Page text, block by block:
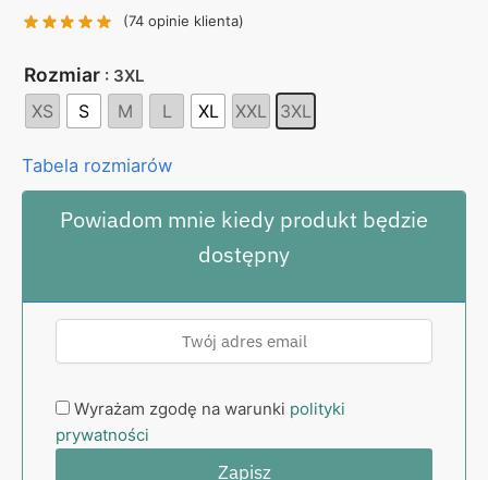
130,00 zł. 99,00 zł.
(74 opinie klienta)
Rozmiar : 3XL
XS S M L XL XXL 3XL
Tabela rozmiarów
Powiadom mnie kiedy produkt będzie
dostępny
Wyrażam zgodę na warunki polityki
prywatności